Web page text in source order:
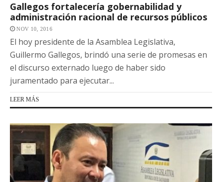
Gallegos fortalecería gobernabilidad y
administración racional de recursos públicos
NOV 10, 2016
El hoy presidente de la Asamblea Legislativa,
Guillermo Gallegos, brindó una serie de promesas en
el discurso externado luego de haber sido
juramentado para ejecutar...
LEER MÁS